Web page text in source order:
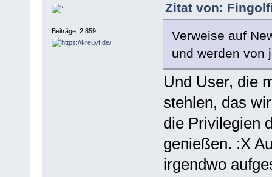
Beiträge: 2.859
Zitat von:
Verweise auf
und werden von
Und User, die
stehlen, das
die Privilegien
genießen. :X
irgendwo